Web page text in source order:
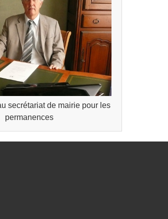
secrétariat de mairie pour les
permanences